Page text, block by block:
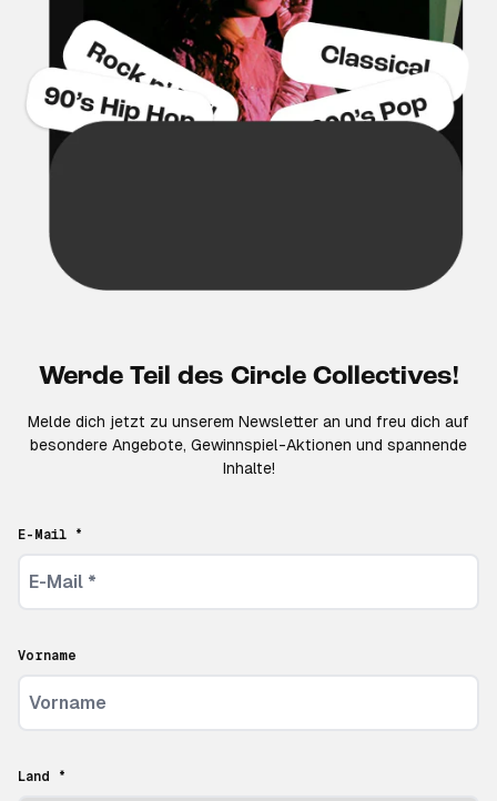
Werde Teil des Circle Collectives!
Melde dich jetzt zu unserem Newsletter an und freu dich auf
besondere Angebote, Gewinnspiel-Aktionen und spannende
Inhalte!
E-Mail *
Vorname
Land *